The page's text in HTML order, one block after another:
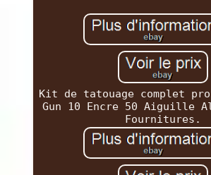
Kit de tatouage complet
Gun 10 Encre 50 Aiguille
Fournitures.